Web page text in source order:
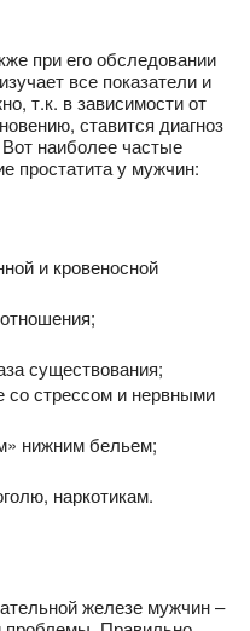
при его обследовании
все показатели и
т.к. в зависимости от
ставится диагноз
наиболее частые
простатита у мужчин:
и кровеносной
существования;
со стрессом и нервными
нижним бельем;
наркотикам.
железе мужчин –